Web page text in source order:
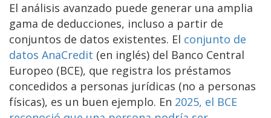
El análisis avanzado puede generar una amplia
gama de deducciones, incluso a partir de
conjuntos de datos existentes. El conjunto de
datos AnaCredit (en inglés) del Banco Central
Europeo (BCE), que registra los préstamos
concedidos a personas jurídicas (no a personas
físicas), es un buen ejemplo. En 2025, el BCE